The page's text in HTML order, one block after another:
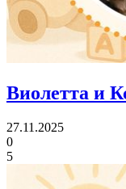
Виолетта и
27.11.2025
0
5